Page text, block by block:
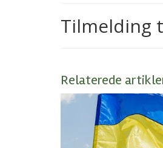
Tilmelding
Relaterede